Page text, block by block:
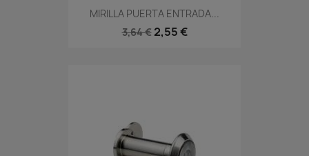
MIRILLA PUERTA ENTRADA...
3,64 € 2,55 €